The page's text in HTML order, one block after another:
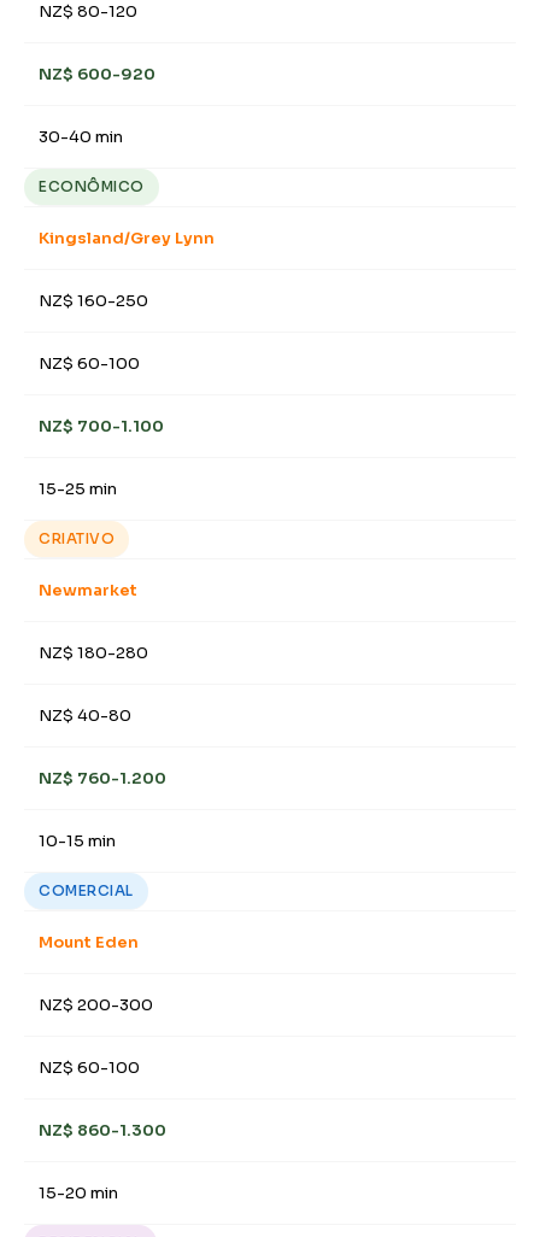
NZ$ 80-120
NZ$ 600-920
30-40 min
ECONÔMICO
Kingsland/Grey Lynn
NZ$ 160-250
NZ$ 60-100
NZ$ 700-1.100
15-25 min
CRIATIVO
Newmarket
NZ$ 180-280
NZ$ 40-80
NZ$ 760-1.200
10-15 min
COMERCIAL
Mount Eden
NZ$ 200-300
NZ$ 60-100
NZ$ 860-1.300
15-20 min